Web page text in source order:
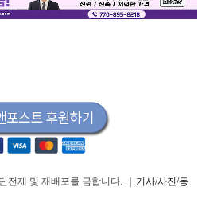
단전제 및 재배포를 금합니다. | 기사/사진/동